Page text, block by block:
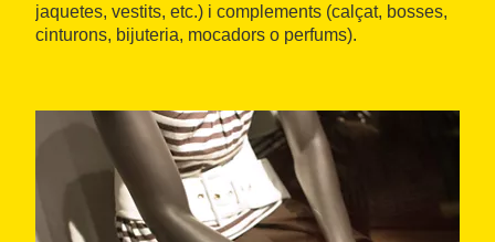
jaquetes, vestits, etc.) i complements (calçat, bosses,
cinturons, bijuteria, mocadors o perfums).